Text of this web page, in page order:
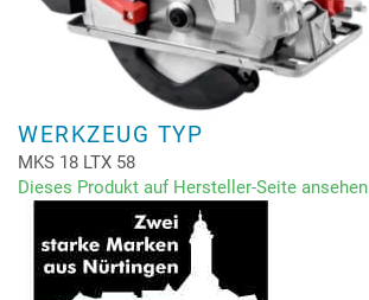
WERKZEUG TYP
MKS 18 LTX 58
Dieses Produkt auf Hersteller-Seite ansehen